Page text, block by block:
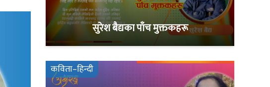
सुरेश बैद्यका पाँच मुक्तकहरू
कविता–हिन्दी